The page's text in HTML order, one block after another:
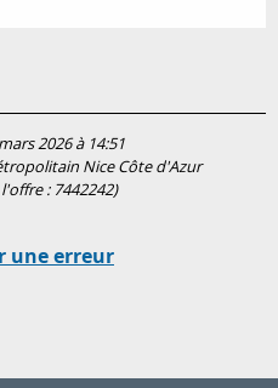
2026 à 14:51
Nice Côte d'Azur
: 7442242)
une erreur